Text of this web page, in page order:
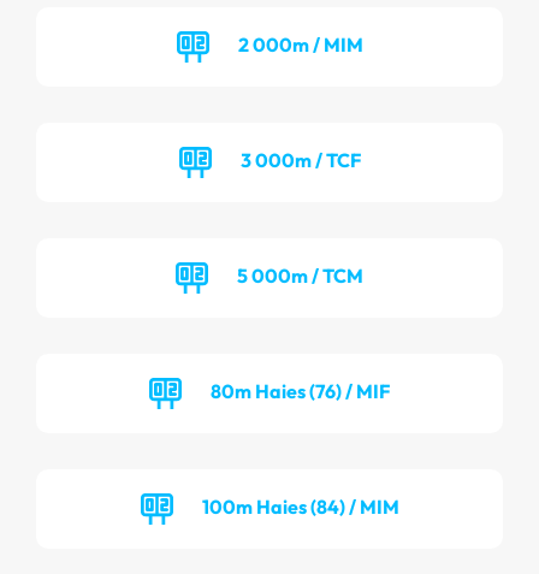
2 000m / MIM
3 000m / TCF
5 000m / TCM
80m Haies (76) / MIF
100m Haies (84) / MIM